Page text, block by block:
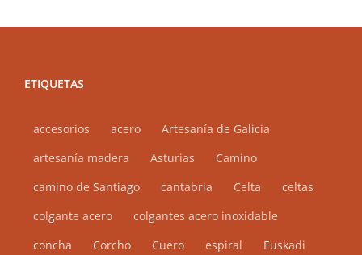
la
producto
ETIQUETAS
accesorios acero
Artesanía de Galicia
artesanía madera
Asturias
Camino
camino de Santiago
cantabria Celta
celtas
colgante acero
colgantes acero inoxidable
concha
Corcho Cuero espiral
Euskadi